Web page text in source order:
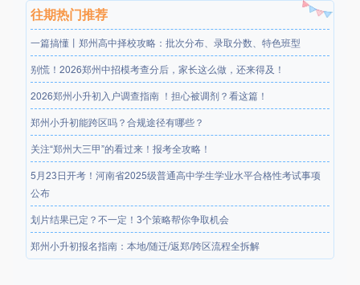
往期热门推荐
一篇搞懂丨郑州高中择校攻略：批次分布、录取分数、特色班型
别慌！2026郑州中招模考查分后，家长这么做，还来得及！
2026郑州小升初入户调查指南 ！担心被调剂？看这篇！
郑州小升初能跨区吗？合规途径有哪些？
关注“郑州大三甲”的看过来！报考全攻略！
5月23日开考！河南省2025级普通高中学生学业水平合格性考试事项
公布
划片结果已定？不一定！3个策略帮你争取机会
郑州小升初报名指南：本地/随迁/返郑/跨区流程全拆解